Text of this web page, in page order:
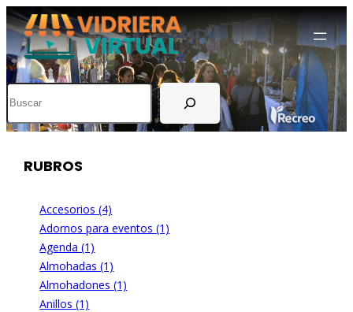
RUBROS
Accesorios (4)
Adornos para eventos (1)
Agenda (1)
Almohadas (1)
Almohadones (1)
Anillos (1)